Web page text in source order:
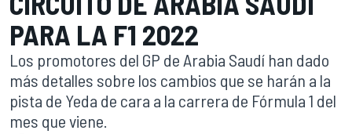
PARA LA F1 2022
Los promotores del GP de Arabia Saudí han dado
más detalles sobre los cambios que se harán a la
pista de Yeda de cara a la carrera de Fórmula 1 del
mes que viene.